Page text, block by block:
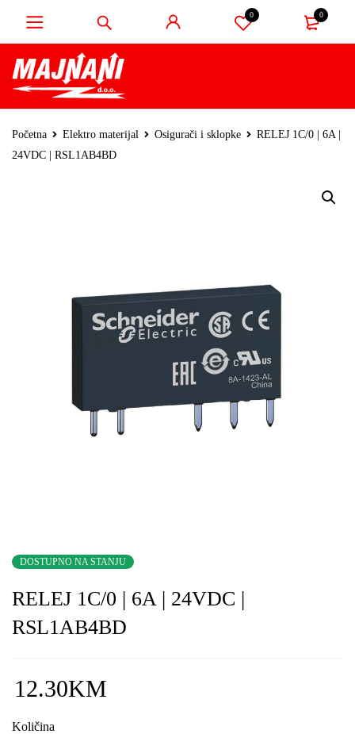
0 0
Početna Elektro materijal Osigurači i sklopke
RELEJ 1C/0 | 6A |
24VDC | RSL1AB4BD
DOSTUPNO NA STANJU
RELEJ 1C/0 | 6A | 24VDC |
RSL1AB4BD
12.30KM
Količina